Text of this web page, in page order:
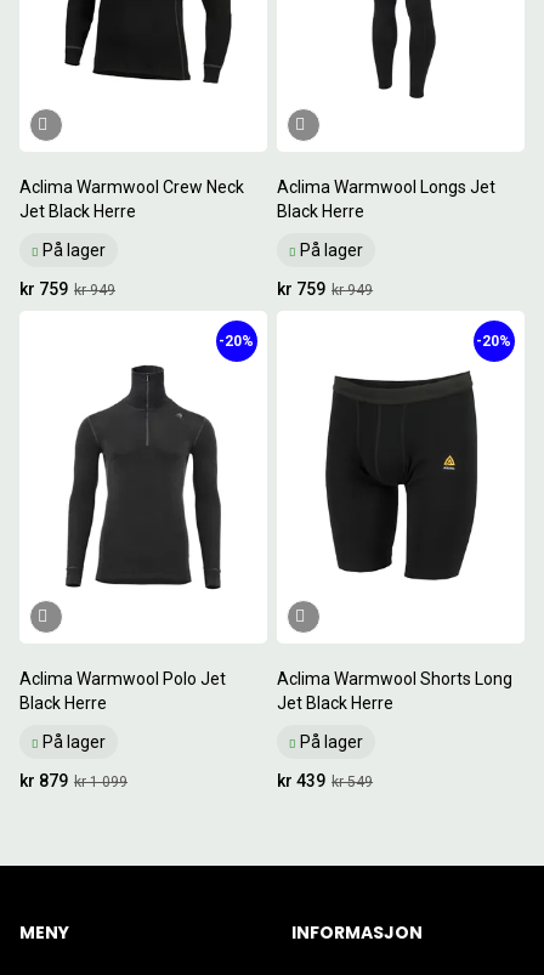
Aclima Warmwool Crew Neck
Jet Black Herre
På lager
kr 949
kr 759
Aclima Warmwool Longs Jet
Black Herre
På lager
kr 949
kr 759
Aclima Warmwool Polo Jet
Black Herre
På lager
-20%
kr 1 099
kr 879
Aclima Warmwool Shorts Long
Jet Black Herre
På lager
-20%
kr 549
kr 439
MENY INFORMASJON